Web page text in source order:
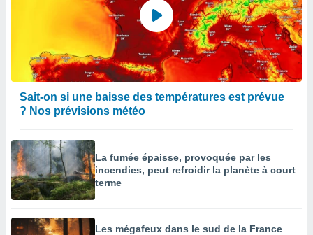
Sait-on si une baisse des températures est prévue
? Nos prévisions météo
La fumée épaisse, provoquée par les
incendies, peut refroidir la planète à court
terme
Les mégafeux dans le sud de la France